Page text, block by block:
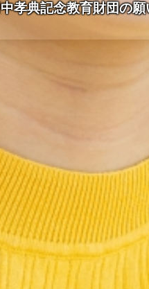
孝典記念教育財団の願